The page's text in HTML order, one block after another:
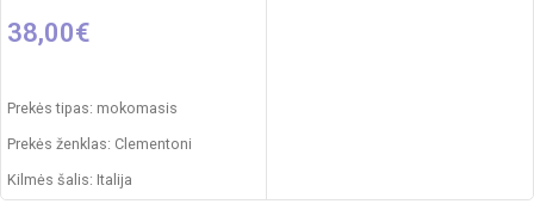
38,00€
Prekės tipas: mokomasis
Prekės ženklas: Clementoni
Kilmės šalis: Italija